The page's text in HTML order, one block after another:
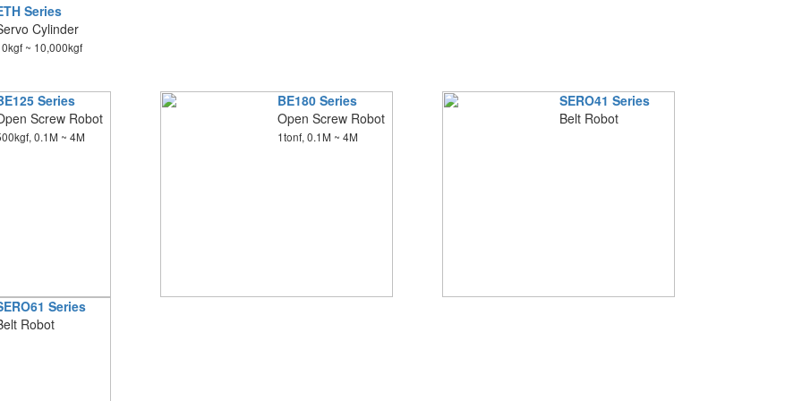
Series
Cylinder
~ 10,000kgf
Series
Screw Robot
0.1M ~ 4M
BE180 Series
Open Screw Robot
1tonf, 0.1M ~ 4M
SERO41 Series
Belt Robot
Series
Robot